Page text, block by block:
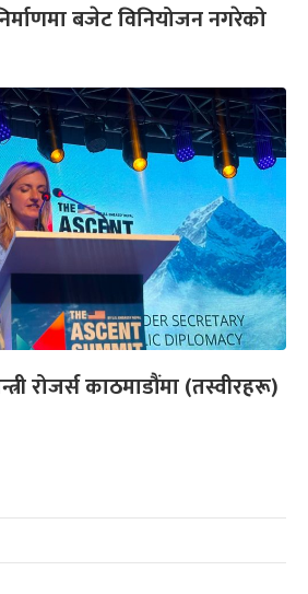
बजेट विनियोजन नगरेको
रोजर्स काठमाडौंमा (तस्वीरहरू)